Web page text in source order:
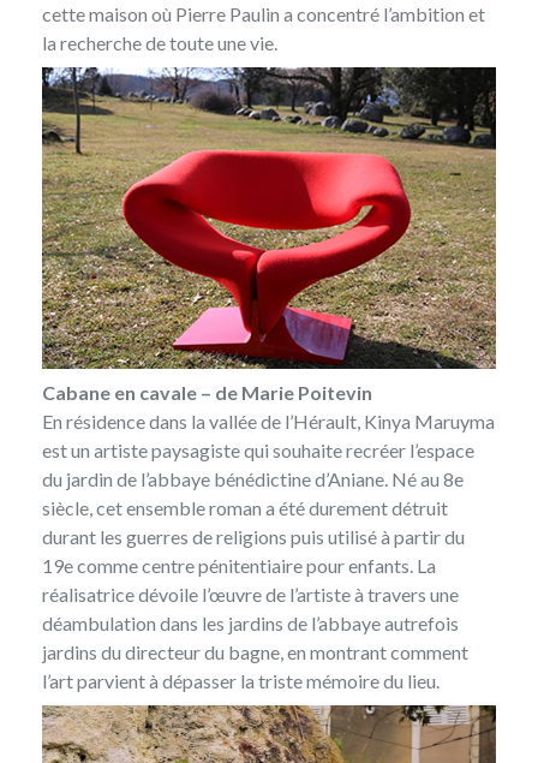
cette maison où Pierre Paulin a concentré l’ambition et
la recherche de toute une vie.
Cabane en cavale – de Marie Poitevin
En résidence dans la vallée de l’Hérault, Kinya Maruyma
est un artiste paysagiste qui souhaite recréer l’espace
du jardin de l’abbaye bénédictine d’Aniane. Né au 8e
siècle, cet ensemble roman a été durement détruit
durant les guerres de religions puis utilisé à partir du
19e comme centre pénitentiaire pour enfants. La
réalisatrice dévoile l’œuvre de l’artiste à travers une
déambulation dans les jardins de l’abbaye autrefois
jardins du directeur du bagne, en montrant comment
l’art parvient à dépasser la triste mémoire du lieu.